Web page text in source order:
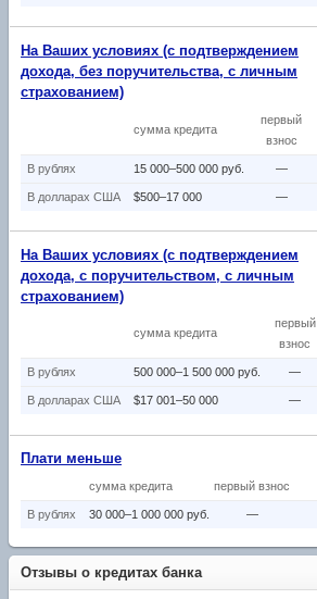
На Ваших условиях (с подтверждением
дохода, без поручительства, с личным
страхованием)
сумма кредита
первый
взнос
В рублях 15 000–500 000 руб. —
В долларах США $500–17 000 —
На Ваших условиях (с подтверждением
дохода, с поручительством, с личным
страхованием)
сумма кредита
первый
взнос
В рублях 500 000–1 500 000 руб. —
В долларах США $17 001–50 000 —
Плати меньше
сумма кредита первый взнос
В рублях 30 000–1 000 000 руб. —
Отзывы о кредитах банка